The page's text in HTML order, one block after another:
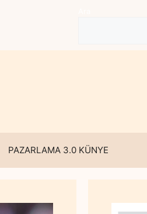
PAZARLAMA 3.0 KÜNYE